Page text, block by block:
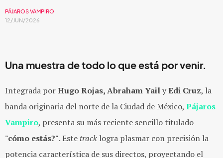
PÁJAROS VAMPIRO
12/JUN/2026
Una muestra de todo lo que está por venir.
Integrada porHugo Rojas, Abraham YailyEdi Cruz, la
banda originaria del norte de la Ciudad de México, Pájaros
Vampiro, presenta su más reciente sencillo titulado
"cómo estás?". Este track logra plasmar con precisión la
potencia característica de sus directos, proyectando el